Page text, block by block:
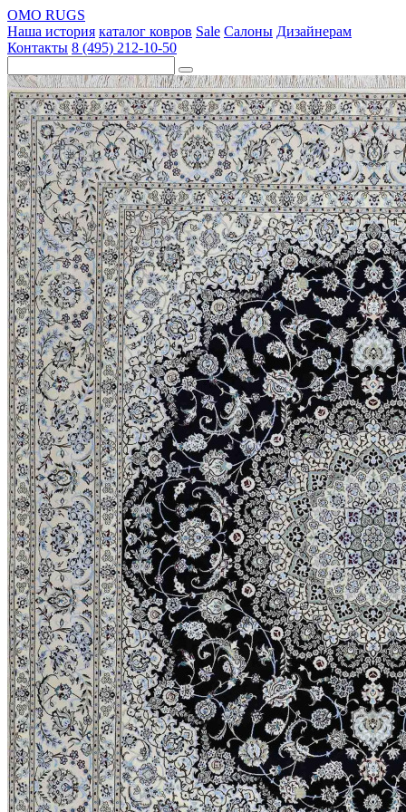
OMO RUGS
Наша история каталог ковров Sale Салоны Дизайнерам
Контакты 8 (495) 212-10-50